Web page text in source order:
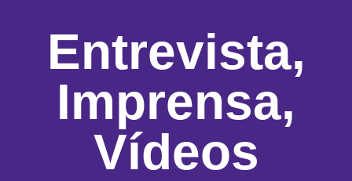
Entrevista,
Imprensa,
Vídeos